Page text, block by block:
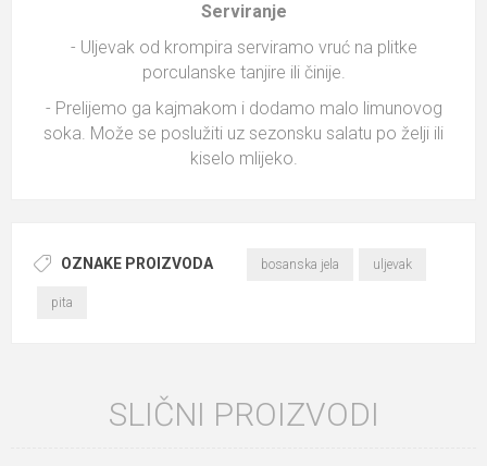
Serviranje
- Uljevak od krompira serviramo vruć na plitke
porculanske tanjire ili činije.
- Prelijemo ga kajmakom i dodamo malo limunovog
soka. Može se poslužiti uz sezonsku salatu po želji ili
kiselo mlijeko.
OZNAKE PROIZVODA bosanska jela uljevak
pita
SLIČNI PROIZVODI